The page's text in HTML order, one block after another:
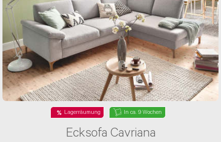
Lagerräumung In ca. 9 Wochen
Ecksofa Cavriana